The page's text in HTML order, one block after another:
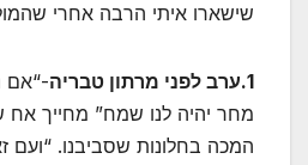
שישארו איתי הרבה אחרי
1.ערב לפני מרתון טבריה
-“אם
מחר יהיה לנו שמח” מחייך אח
המכה בחלונות שסביבנו. “ועם